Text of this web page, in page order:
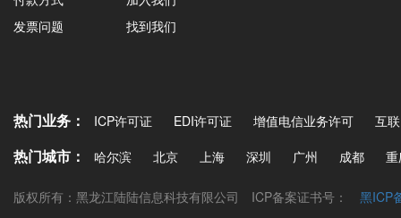
发票问题
找到我们
热门业务： ICP许可证 EDI许可证 增值电信业务许可 互
热门城市： 哈尔滨 北京 上海 深圳 广州 成都
版权所有：黑龙江陆陆信息科技有限公司 ICP备案证书号： 黑ICP